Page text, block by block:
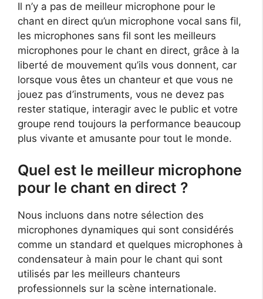
Il n’y a pas de meilleur microphone pour le
chant en direct qu’un microphone vocal sans fil,
les microphones sans fil sont les meilleurs
microphones pour le chant en direct, grâce à la
liberté de mouvement qu’ils vous donnent, car
lorsque vous êtes un chanteur et que vous ne
jouez pas d’instruments, vous ne devez pas
rester statique, interagir avec le public et votre
groupe rend toujours la performance beaucoup
plus vivante et amusante pour tout le monde.
Quel est le meilleur microphone
pour le chant en direct ?
Nous incluons dans notre sélection des
microphones dynamiques qui sont considérés
comme un standard et quelques microphones à
condensateur à main pour le chant qui sont
utilisés par les meilleurs chanteurs
professionnels sur la scène internationale.